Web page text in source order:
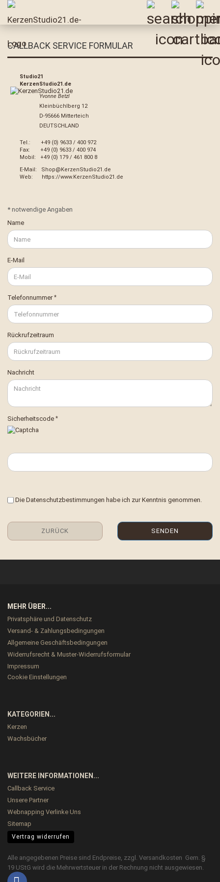
CALLBACK SERVICE FORMULAR
Studio21
KerzenStudio21.de
Yvonne Betzl
Kleinbüchlberg 12
D-95666 Mitterteich
DEUTSCHLAND
Tel.: +49 (0) 9633 / 400 972
Fax: +49 (0) 9633 / 400 974
Mobil: +49 (0) 179 / 461 800 8
E-Mail: Shop@KerzenStudio21.de
Web: https://www.KerzenStudio21.de
SERVICE
* notwendige Angaben
Name
E-Mail
Telefonnummer
Rückrufzeitraum
Nachricht
Sicherheitscode
DATENSCHUTZBESTIMMUNGEN
Die Datenschutzbestimmungen habe ich zur Kenntnis genommen.
ZURÜCK SENDEN
MEHR ÜBER...
Privatsphäre und Datenschutz
Versand- & Zahlungsbedingungen
Allgemeine Geschäftsbedingungen
Widerrufsrecht & Muster-Widerrufsformular
Impressum
Cookie Einstellungen
KATEGORIEN...
Kerzen
Wachsbücher
WEITERE INFORMATIONEN...
Callback Service
Unsere Partner
Webnapping Verlinke Uns
Sitemap
Vertrag widerrufen
Alle angegebenen Preise sind Endpreise, zzgl. Versandkosten Gem. §
19 UStG wird die Mehrwertsteuer in der Rechnung nicht ausgewiesen.